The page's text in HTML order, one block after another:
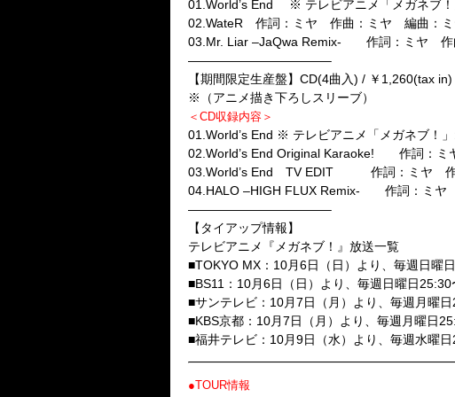
01.World’s End ※ テレビアニメ「メガネ
02.WateR 作詞：ミヤ 作曲：ミヤ 編曲：ミ
03.Mr. Liar –JaQwa Remix- 作詞：ミヤ 作
———————————–
【期間限定生産盤】 CD(4曲入) / ￥1,260(tax
※（アニメ描き下ろしスリーブ）
＜CD収録内容＞
01.World’s End ※ テレビアニメ「メガネブ
02.World’s End Original Karaoke! 作詞：
03.World’s End TV EDIT 作詞：ミヤ 作
04.HALO –HIGH FLUX Remix- 作詞：ミヤ
———————————–
【タイアップ情報】
テレビアニメ『メガネブ！』放送一覧
■TOKYO MX：10月6日（日）より、毎週日曜
■BS11：10月6日（日）より、毎週日曜日25:30
■サンテレビ：10月7日（月）より、毎週月曜
■KBS京都：10月7日（月）より、毎週月曜日
■福井テレビ：10月9日（水）より、毎週水曜
●TOUR情報